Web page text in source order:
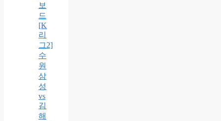
보
드
[K
리
그2]
수
원
삼
성
vs
김
해